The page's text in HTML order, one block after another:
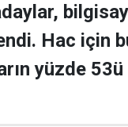
Hac için
yüzde